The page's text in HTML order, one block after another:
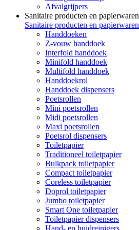
Afvalgrijpers
Sanitaire producten en papierwaren
Sanitaire producten en papierwaren
Handdoeken
Z-vouw handdoek
Interfold handdoek
Minifold handdoek
Multifold handdoek
Handdoekrol
Handdoek dispensers
Poetsrollen
Mini poetsrollen
Midi poetsrollen
Maxi poetsrollen
Poetsrol dispensers
Toiletpapier
Traditioneel toiletpapier
Bulkpack toiletpapier
Compact toiletpapier
Coreless toiletpapier
Doprol toiletpapier
Jumbo toiletpapier
Smart One toiletpapier
Toiletpapier dispensers
Hand- en huidreinigers